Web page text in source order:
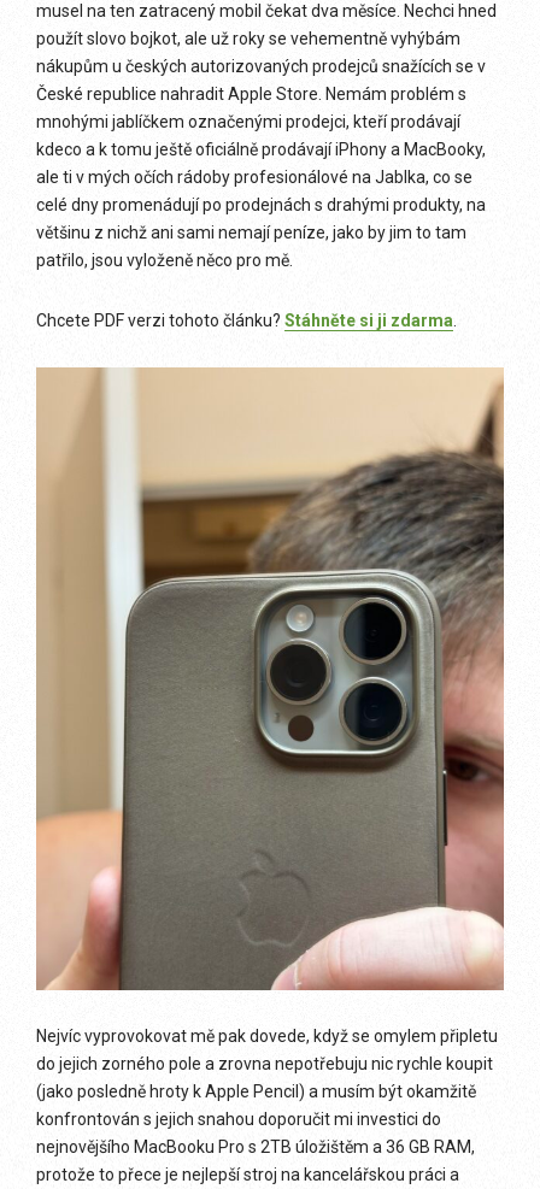
musel na ten zatracený mobil čekat dva měsíce. Nechci hned
použít slovo bojkot, ale už roky se vehementně vyhýbám
nákupům u českých autorizovaných prodejců snažících se v
České republice nahradit Apple Store. Nemám problém s
mnohými jablíčkem označenými prodejci, kteří prodávají
kdeco a k tomu ještě oficiálně prodávají iPhony a MacBooky,
ale ti v mých očích rádoby profesionálové na Jablka, co se
celé dny promenádují po prodejnách s drahými produkty, na
většinu z nichž ani sami nemají peníze, jako by jim to tam
patřilo, jsou vyloženě něco pro mě.
Chcete PDF verzi tohoto článku? Stáhněte si ji zdarma
Nejvíc vyprovokovat mě pak dovede, když se omylem připletu
do jejich zorného pole a zrovna nepotřebuju nic rychle koupit
(jako posledně hroty k Apple Pencil) a musím být okamžitě
konfrontován s jejich snahou doporučit mi investici do
nejnovějšího MacBooku Pro s 2TB úložištěm a 36 GB RAM,
protože to přece je nejlepší stroj na kancelářskou práci a